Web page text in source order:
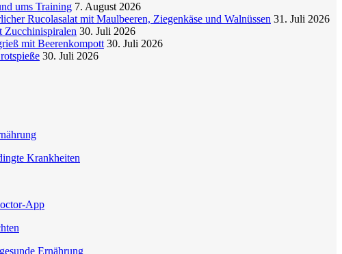
ums Training 7. August 2026
Rucolasalat mit Maulbeeren, Ziegenkäse und Walnüssen 31. Juli 2026
Zucchinispiralen 30. Juli 2026
mit Beerenkompott 30. Juli 2026
30. Juli 2026
Krankheiten
App
Ernährung